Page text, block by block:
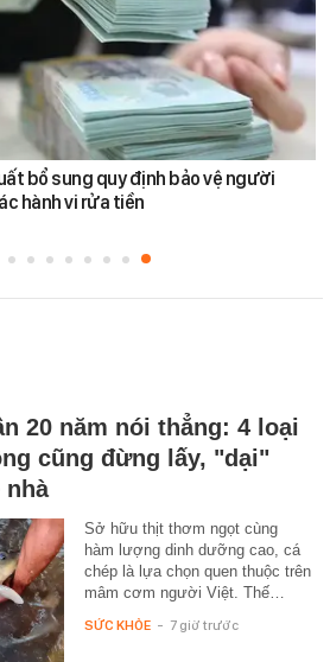
bổ sung quy định bảo vệ người
hành vi rửa tiền
20 năm nói thẳng: 4 loại
cũng đừng lấy, "dại"
nhà
Sở hữu thịt thơm ngọt cùng
hàm lượng dinh dưỡng cao, cá
chép là lựa chọn quen thuộc trên
mâm cơm người Việt. Thế…
SỨC KHỎE - 7 giờ trước